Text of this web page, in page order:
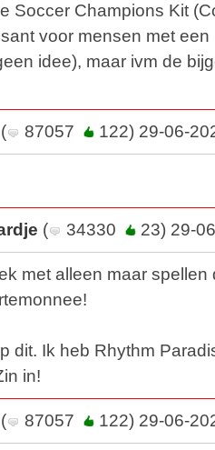
Soccer Champions Kit
voor mensen met
idee), maar ivm de
( 87057 122) 29-06-
( 34330 23) 29-
met alleen maar spellen
dit. Ik heb Rhythm
in!
( 87057 122) 29-06-